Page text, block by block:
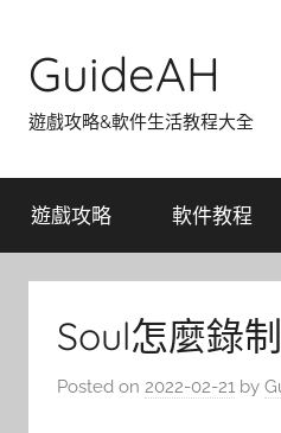
content
GuideAH
遊戲攻略&軟件生活教程大全
遊戲攻略 軟件教程
Soul怎麼錄
Posted on 2022-02-21 by